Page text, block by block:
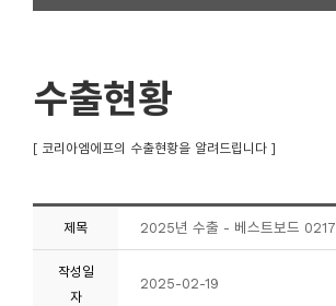
수출현황
[ 코리아엠에프의 수출현황을 알려드립니다 ]
제목 2025년 수출 - 베스트보드 0217
작성일
자
2025-02-19